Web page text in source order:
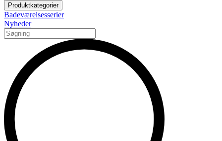
Produktkategorier
Badeværelsesserier
Nyheder